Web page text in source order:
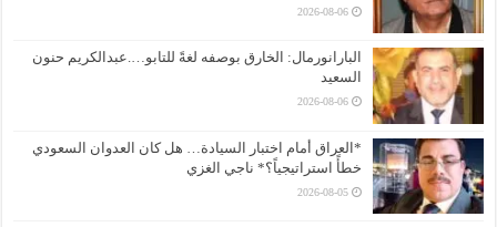
2026-08-06
البارانورمال: الخارق بوصفه لغةً للتابو….عبدالكريم حنون
السعيد
2026-08-06
*العراق أمام اختبار السيادة… هل كان العدوان السعودي
خطأً استراتيجياً؟* ناجي الغزي
2026-08-05